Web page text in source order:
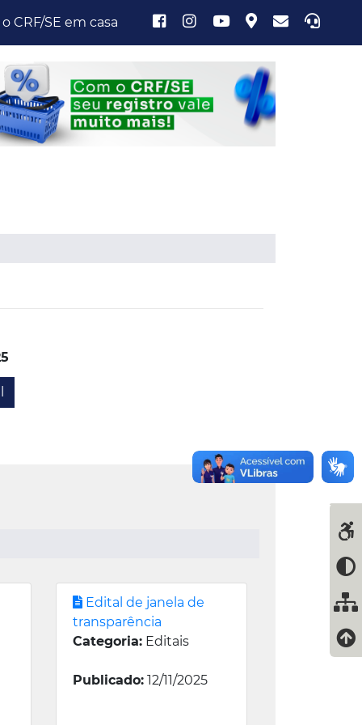
CRF/SE em casa
Edital de janela de
transparência
Categoria: Editais
Publicado: 12/11/2025